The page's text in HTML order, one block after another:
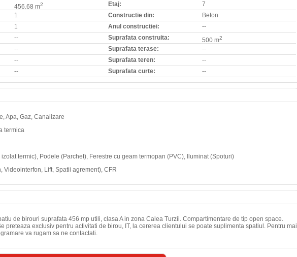
456.68 m2
1
1
--
--
--
--
Etaj:
7
Constructie din:
Beton
Anul constructiei:
--
Suprafata construita:
500 m2
Suprafata terase:
--
Suprafata teren:
--
Suprafata curte:
--
Apa, Gaz, Canalizare
termica
izolat termic), Podele (Parchet), Ferestre cu geam termopan (PVC), Iluminat (Spoturi)
Videointerfon, Lift, Spatii agrement), CFR
de birouri suprafata 456 mp utili, clasa A in zona Calea Turzii. Compartimentare de tip open space.
preteaza exclusiv pentru activitati de birou, IT, la cererea clientului se poate suplimenta spatiul. Pentru mai
va rugam sa ne contactati.